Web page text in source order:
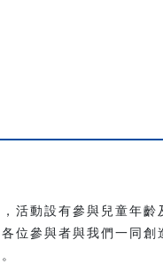
活動設有參與兒童年齡
位參與者與我們一同創